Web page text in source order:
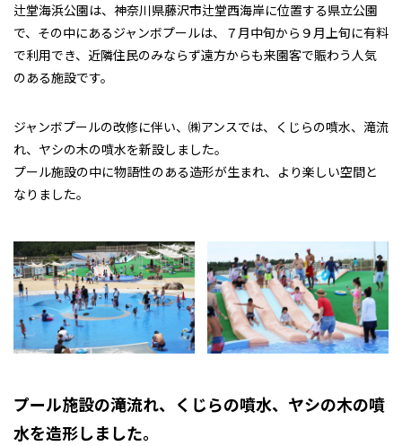
辻堂海浜公園は、神奈川県藤沢市辻堂西海岸に位置する県立公園
で、その中にあるジャンボプールは、７月中旬から９月上旬に有料
で利用でき、近隣住民のみならず遠方からも来園客で賑わう人気
のある施設です。
ジャンボプールの改修に伴い、㈱アンスでは、くじらの噴水、滝流
れ、ヤシの木の噴水を新設しました。
プール施設の中に物語性のある造形が生まれ、より楽しい空間と
なりました。
プール施設の滝流れ、くじらの噴水、ヤシの木の噴
水を造形しました。